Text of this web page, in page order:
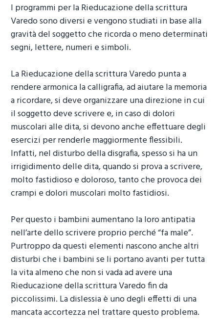
I programmi per laRieducazione della scrittura
Varedosono diversi e vengono studiati in base alla
gravità del soggetto che ricorda o meno determinati
segni, lettere, numeri e simboli.
LaRieducazione della scrittura Varedopunta a
rendere armonica la calligrafia, ad aiutare la memoria
a ricordare, si deve organizzare una direzione in cui
il soggetto deve scrivere e, in caso di dolori
muscolari alle dita, si devono anche effettuare degli
esercizi per renderle maggiormente flessibili.
Infatti, nel disturbo della disgrafia, spesso si ha un
irrigidimento delle dita, quando si prova a scrivere,
molto fastidioso e doloroso, tanto che provoca dei
crampi e dolori muscolari molto fastidiosi.
Per questo i bambini aumentano la loro antipatia
nell’arte dello scrivere proprio perché “fa male”.
Purtroppo da questi elementi nascono anche altri
disturbi che i bambini se li portano avanti per tutta
la vita almeno che non si vada ad avere una
Rieducazione della scrittura Varedofin da
piccolissimi. La dislessia è uno degli effetti di una
mancata accortezza nel trattare questo problema.